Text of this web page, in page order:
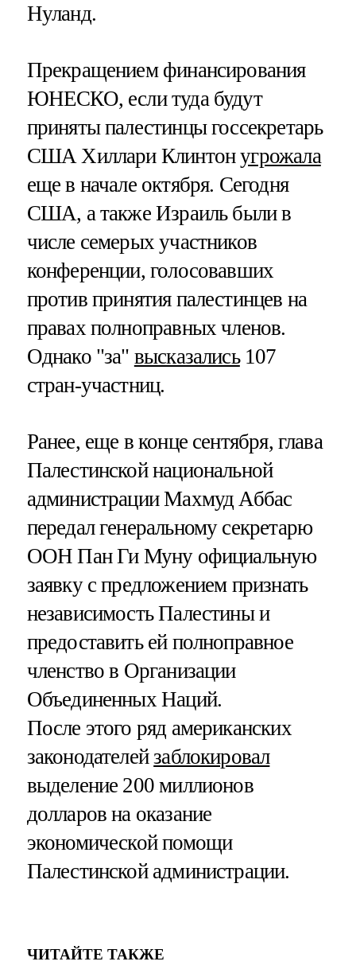
Нуланд.
Прекращением финансирования
ЮНЕСКО, если туда будут
приняты палестинцы госсекретарь
США Хиллари Клинтонугрожала
еще в начале октября. Сегодня
США, а также Израиль были в
числе семерых участников
конференции, голосовавших
против принятия палестинцев на
правах полноправных членов.
Однако "за" высказались107
стран-участниц.
Ранее, еще в конце сентября, глава
Палестинской национальной
администрации Махмуд Аббас
передал генеральному секретарю
ООН Пан Ги Муну официальную
заявку с предложением признать
независимость Палестины и
предоставить ей полноправное
членство в Организации
Объединенных Наций.
После этого ряд американских
законодателейзаблокировал
выделение 200 миллионов
долларов на оказание
экономической помощи
Палестинской администрации.
ЧИТАЙТЕ ТАКЖЕ